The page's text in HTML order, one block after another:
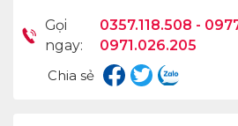
Gọi
ngay:
0357.118.508 -
0971.026.205
Chia sẻ